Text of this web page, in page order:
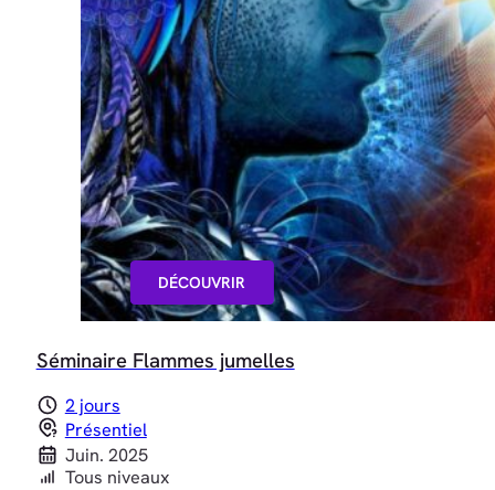
DÉCOUVRIR
Séminaire Flammes jumelles
2 jours
Présentiel
Juin. 2025
Tous niveaux